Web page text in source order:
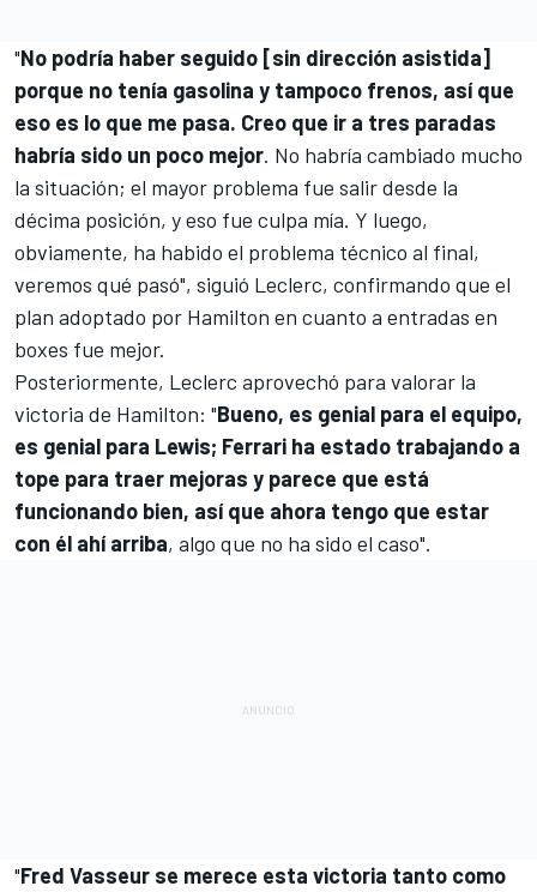
"No podría haber seguido [sin dirección asistida]
porque no tenía gasolina y tampoco frenos, así que
eso es lo que me pasa. Creo que ir a tres paradas
habría sido un poco mejor. No habría cambiado mucho
la situación; el mayor problema fue salir desde la
décima posición, y eso fue culpa mía. Y luego,
obviamente, ha habido el problema técnico al final,
veremos qué pasó", siguió Leclerc, confirmando que el
plan adoptado por Hamilton en cuanto a entradas en
boxes fue mejor.
Posteriormente, Leclerc aprovechó para valorar la
victoria de Hamilton: "Bueno, es genial para el equipo,
es genial para Lewis; Ferrari ha estado trabajando a
tope para traer mejoras y parece que está
funcionando bien, así que ahora tengo que estar
con él ahí arriba, algo que no ha sido el caso".
"Fred Vasseur se merece esta victoria tanto como